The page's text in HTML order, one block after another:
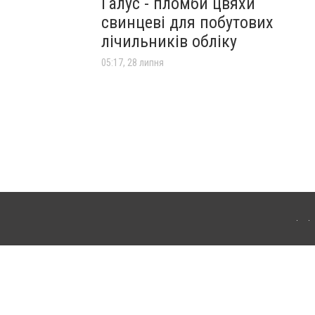
свинцеві для побутових
лічильників обліку
05:17, 28 липня